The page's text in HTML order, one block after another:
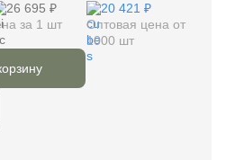
26 695 ₽
за 1 шт
20 421 ₽
Оптовая цена от
1000 шт